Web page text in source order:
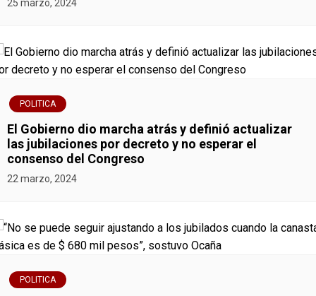
25 marzo, 2024
POLITICA
El Gobierno dio marcha atrás y definió actualizar
las jubilaciones por decreto y no esperar el
consenso del Congreso
22 marzo, 2024
POLITICA